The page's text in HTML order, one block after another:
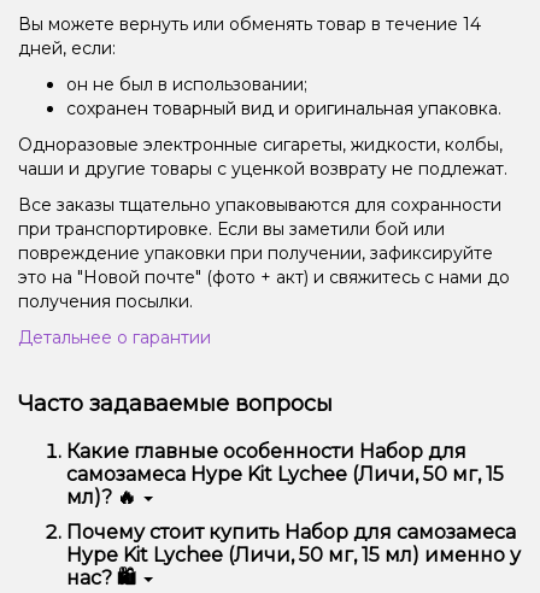
Вы можете вернуть или обменять товар в течение 14
дней, если:
он не был в использовании;
сохранен товарный вид и оригинальная упаковка.
Одноразовые электронные сигареты, жидкости, колбы,
чаши и другие товары с уценкой возврату не подлежат.
Все заказы тщательно упаковываются для сохранности
при транспортировке. Если вы заметили бой или
повреждение упаковки при получении, зафиксируйте
это на "Новой почте" (фото + акт) и свяжитесь с нами до
получения посылки.
Детальнее о гарантии
Часто задаваемые вопросы
Какие главные особенности Набор для
самозамеса Hype Kit Lychee (Личи, 50 мг, 15
мл)? 🔥
Набор для самозамеса Hype Kit Lychee (Личи, 50
мг, 15 мл) отличается высоким качеством, удобством
использования и надежностью.
Почему стоит купить Набор для самозамеса
Hype Kit Lychee (Личи, 50 мг, 15 мл) именно у
нас? 🛍️